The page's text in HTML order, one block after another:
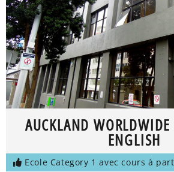
AUCKLAND
ENGLISH
Ecole Category 1 avec cours à